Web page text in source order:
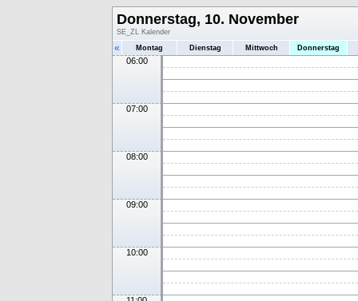
Donnerstag, 10. November
SE_ZL Kalender
« Montag Dienstag Mittwoch Donnerstag
06:00
07:00
08:00
09:00
10:00